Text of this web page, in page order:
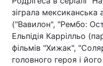
зіграла
("Вавилон", "Рембо:
Ельпідія Каррілльо
фільмів "Хижак",
головного героя і